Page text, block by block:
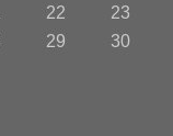
22
23
29
30